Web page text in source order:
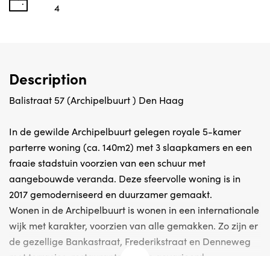
4
Description
Balistraat 57 (Archipelbuurt ) Den Haag
In de gewilde Archipelbuurt gelegen royale 5-kamer
parterre woning (ca. 140m2) met 3 slaapkamers en een
fraaie stadstuin voorzien van een schuur met
aangebouwde veranda. Deze sfeervolle woning is in
2017 gemoderniseerd en duurzamer gemaakt.
Wonen in de Archipelbuurt is wonen in een internationale
wijk met karakter, voorzien van alle gemakken. Zo zijn er
de gezellige Bankastraat, Frederikstraat en Denneweg